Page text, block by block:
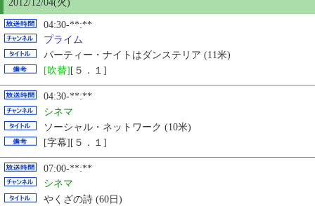
2012/12/04(火)
04:30-**:**
プライム
パーティー・ナイトはダンステリア (11米)
[吹替] [５．１]
04:30-**:**
シネマ
ソーシャル・ネットワーク (10米)
[字幕][５．１]
07:00-**:**
シネマ
やくざの詩 (60日)